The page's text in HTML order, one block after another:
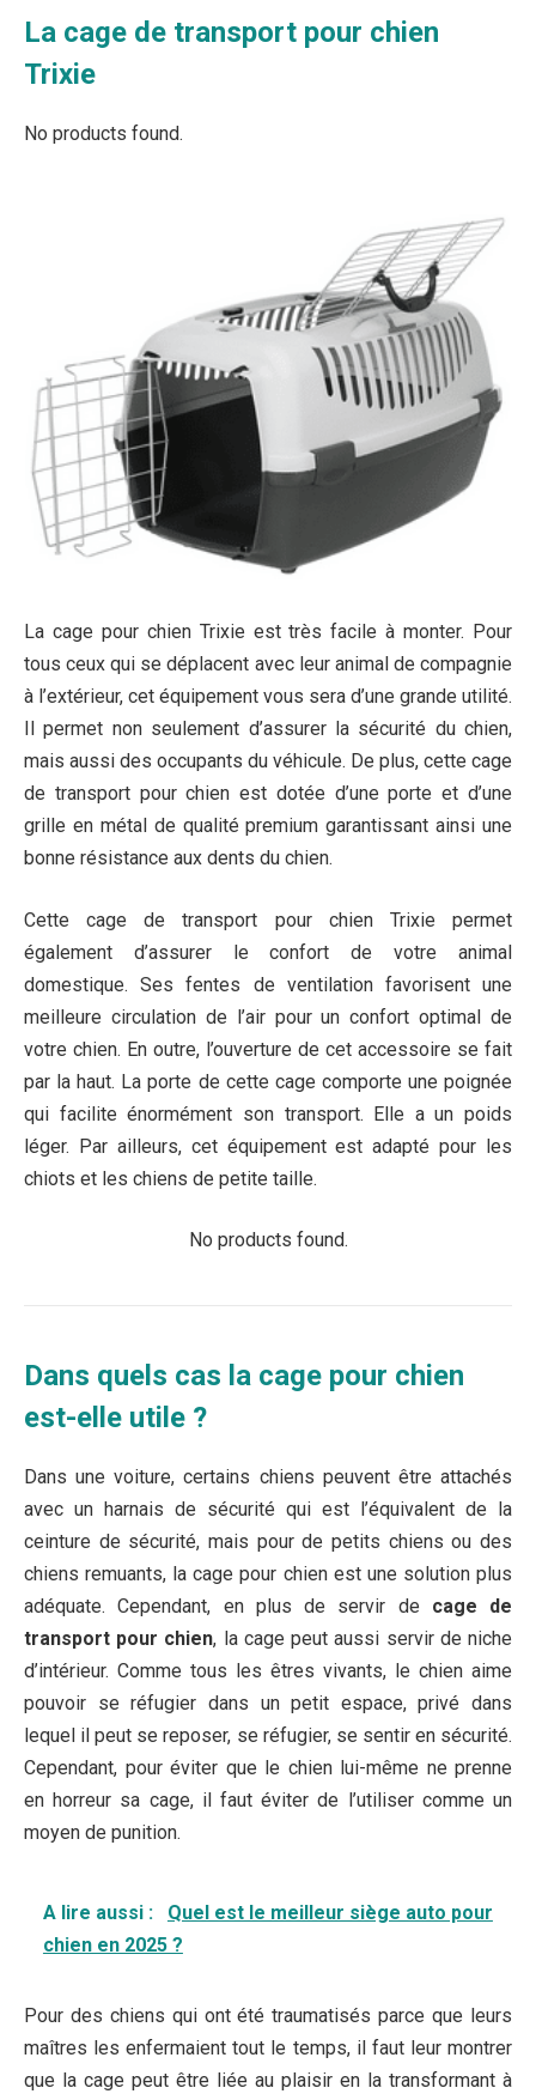
La cage de transport pour chien
Trixie
No products found.
La cage pour chien Trixie est très facile à monter. Pour
tous ceux qui se déplacent avec leur animal de compagnie
à l’extérieur, cet équipement vous sera d’une grande utilité.
Il permet non seulement d’assurer la sécurité du chien,
mais aussi des occupants du véhicule. De plus, cette cage
de transport pour chien est dotée d’une porte et d’une
grille en métal de qualité premium garantissant ainsi une
bonne résistance aux dents du chien.
Cette cage de transport pour chien Trixie permet
également d’assurer le confort de votre animal
domestique. Ses fentes de ventilation favorisent une
meilleure circulation de l’air pour un confort optimal de
votre chien. En outre, l’ouverture de cet accessoire se fait
par la haut. La porte de cette cage comporte une poignée
qui facilite énormément son transport. Elle a un poids
léger. Par ailleurs, cet équipement est adapté pour les
chiots et les chiens de petite taille.
No products found.
Dans quels cas la cage pour chien
est-elle utile ?
Dans une voiture, certains chiens peuvent être attachés
avec un harnais de sécurité qui est l’équivalent de la
ceinture de sécurité, mais pour de petits chiens ou des
chiens remuants, la cage pour chien est une solution plus
adéquate. Cependant, en plus de servir de cage de
transport pour chien, la cage peut aussi servir de niche
d’intérieur. Comme tous les êtres vivants, le chien aime
pouvoir se réfugier dans un petit espace, privé dans
lequel il peut se reposer, se réfugier, se sentir en sécurité.
Cependant, pour éviter que le chien lui-même ne prenne
en horreur sa cage, il faut éviter de l’utiliser comme un
moyen de punition.
A lire aussi :
Quel est le meilleur siège auto pour
chien en 2025 ?
Pour des chiens qui ont été traumatisés parce que leurs
maîtres les enfermaient tout le temps, il faut leur montrer
que la cage peut être liée au plaisir en la transformant à